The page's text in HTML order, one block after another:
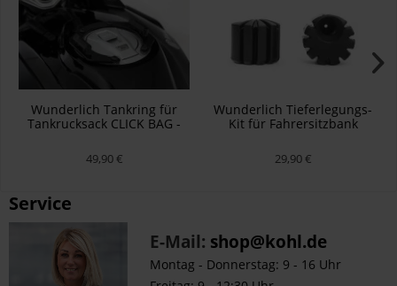
Wunderlich Tankring für
Tankrucksack CLICK BAG -
49,90 €
Wunderlich Tieferlegungs-
Kit für Fahrersitzbank
29,90 €
Service
E-Mail: shop@kohl.de
Montag - Donnerstag: 9 - 16 Uhr